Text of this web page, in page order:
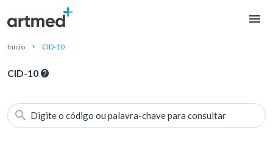
Início CID-10
CID-10
Digite o código ou palavra-chave para consultar